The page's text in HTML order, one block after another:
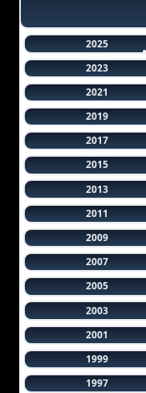
2025
2023
2021
2019
2017
2015
2013
2011
2009
2007
2005
2003
2001
1999
1997